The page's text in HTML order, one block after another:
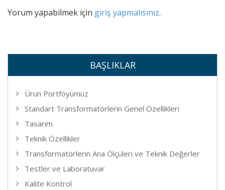
Yorum yapabilmek için giriş yapmalısınız.
BAŞLIKLAR
Ürün Portföyümüz
Standart Transformatörlerin Genel Özellikleri
Tasarım
Teknik Özellikler
Transformatörlerin Ana Ölçüleri ve Teknik Değerler
Testler ve Laboratuvar
Kalite Kontrol